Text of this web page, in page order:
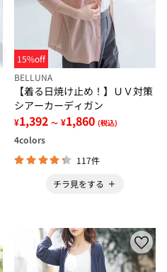
15%off
BELLUNA
【着る日焼け止め！】ＵＶ対策
シアーカーディガン
¥1,392 ～ ¥1,860 (税込)
4colors
117件
チラ見をする